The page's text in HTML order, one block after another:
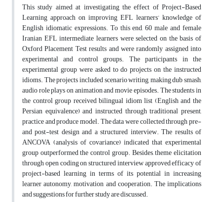
This study aimed at investigating the effect of Project-Based
Learning approach on improving EFL learners’ knowledge of
English idiomatic expressions. To this end, 60 male and female
Iranian EFL intermediate learners were selected on the basis of
Oxford Placement Test results and were randomly assigned into
experimental and control groups. The participants in the
experimental group were asked to do projects on the instructed
idioms. The projects included scenario writing, making dub smash,
audio role plays on animation and movie episodes. The students in
the control group received bilingual idiom list (English and the
Persian equivalence) and instructed through traditional present,
practice and produce model. The data were collected through pre-
and post-test design and a structured interview. The results of
ANCOVA (analysis of covariance) indicated that experimental
group outperformed the control group. Besides, theme elicitation
through open coding on structured interview approved efficacy of
project-based learning in terms of its potential in increasing
learner autonomy, motivation and cooperation. The implications
and suggestions for further study are discussed.